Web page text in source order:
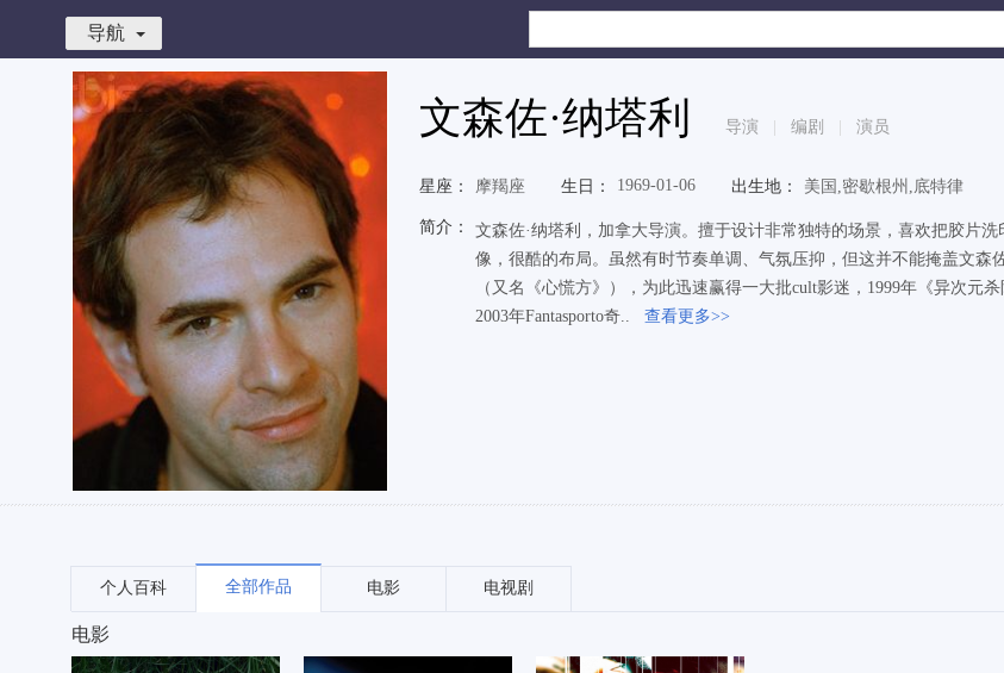
导航
文森佐·纳塔利 导演 编剧 演员
星座： 摩羯座 生日： 1969-01-06 出生地： 美国,密歇根州,底特律
简介：
文森佐·纳塔利，加拿大导演。擅于设计非常独特的场景，喜欢把胶片
像，很酷的布局。虽然有时节奏单调、气氛压抑，但这并不能掩盖文森
（又名《心慌方》），为此迅速赢得一大批cult影迷，1999年《异次元
2003年Fantasporto奇..
查看更多>>
个人百科 全部作品 电影 电视剧
电影